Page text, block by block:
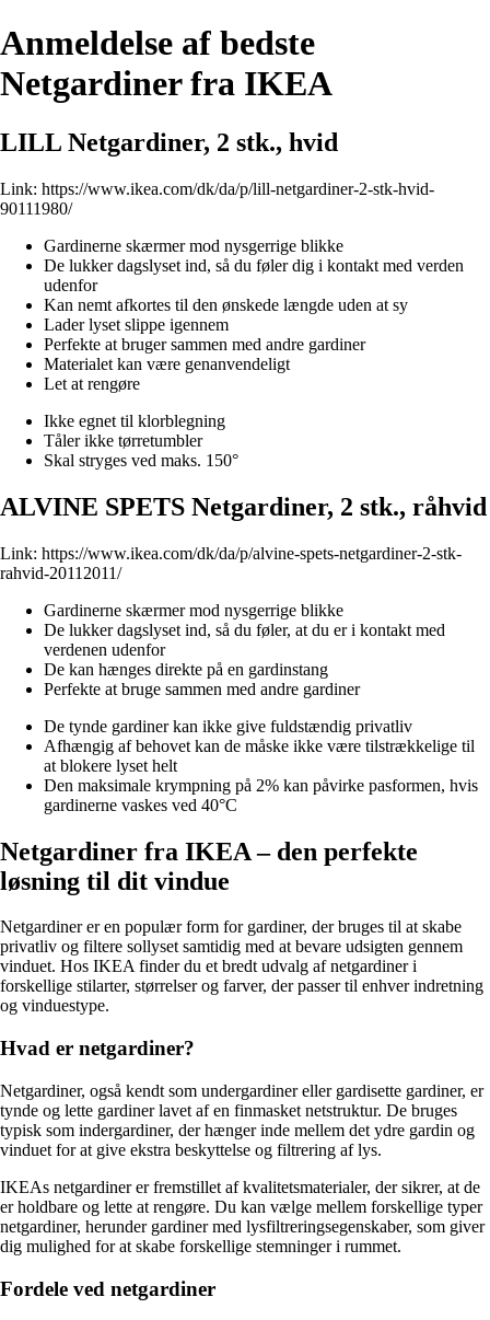
Anmeldelse af bedste
Netgardiner fra IKEA
LILL Netgardiner, 2 stk., hvid
Link: https://www.ikea.com/dk/da/p/lill-netgardiner-2-stk-hvid-
90111980/
Gardinerne skærmer mod nysgerrige blikke
De lukker dagslyset ind, så du føler dig i kontakt med verden
udenfor
Kan nemt afkortes til den ønskede længde uden at sy
Lader lyset slippe igennem
Perfekte at bruger sammen med andre gardiner
Materialet kan være genanvendeligt
Let at rengøre
Ikke egnet til klorblegning
Tåler ikke tørretumbler
Skal stryges ved maks. 150°
ALVINE SPETS Netgardiner, 2 stk., råhvid
Link: https://www.ikea.com/dk/da/p/alvine-spets-netgardiner-2-stk-
rahvid-20112011/
Gardinerne skærmer mod nysgerrige blikke
De lukker dagslyset ind, så du føler, at du er i kontakt med
verdenen udenfor
De kan hænges direkte på en gardinstang
Perfekte at bruge sammen med andre gardiner
De tynde gardiner kan ikke give fuldstændig privatliv
Afhængig af behovet kan de måske ikke være tilstrækkelige til
at blokere lyset helt
Den maksimale krympning på 2% kan påvirke pasformen, hvis
gardinerne vaskes ved 40°C
Netgardiner fra IKEA – den perfekte
løsning til dit vindue
Netgardiner er en populær form for gardiner, der bruges til at skabe
privatliv og filtere sollyset samtidig med at bevare udsigten gennem
vinduet. Hos IKEA finder du et bredt udvalg af netgardiner i
forskellige stilarter, størrelser og farver, der passer til enhver indretning
og vinduestype.
Hvad er netgardiner?
Netgardiner, også kendt som undergardiner eller gardisette gardiner, er
tynde og lette gardiner lavet af en finmasket netstruktur. De bruges
typisk som indergardiner, der hænger inde mellem det ydre gardin og
vinduet for at give ekstra beskyttelse og filtrering af lys.
IKEAs netgardiner er fremstillet af kvalitetsmaterialer, der sikrer, at de
er holdbare og lette at rengøre. Du kan vælge mellem forskellige typer
netgardiner, herunder gardiner med lysfiltreringsegenskaber, som giver
dig mulighed for at skabe forskellige stemninger i rummet.
Fordele ved netgardiner